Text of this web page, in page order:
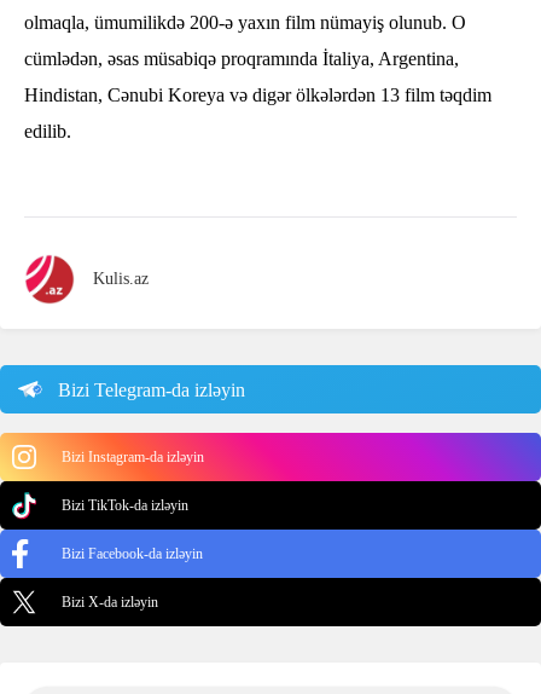
olmaqla, ümumilikdə 200-ə yaxın film nümayiş olunub. O
cümlədən, əsas müsabiqə proqramında İtaliya, Argentina,
Hindistan, Cənubi Koreya və digər ölkələrdən 13 film təqdim
edilib.
Kulis.az
Bizi Telegram-da izləyin
Bizi Instagram-da izləyin
Bizi TikTok-da izləyin
Bizi Facebook-da izləyin
Bizi X-da izləyin